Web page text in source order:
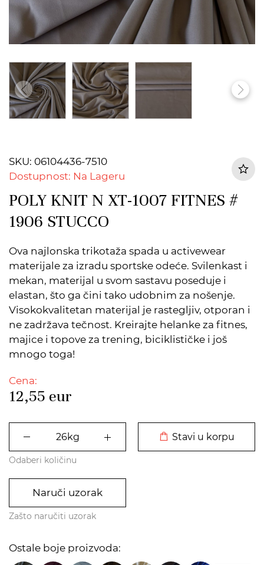
SKU: 06104436-7510
Dostupnost: Na Lageru
POLY KNIT N XT-1007 FITNES #
1906 STUCCO
Ova najlonska trikotaža spada u activewear
materijale za izradu sportske odeće. Svilenkast i
mekan, materijal u svom sastavu poseduje i
elastan, što ga čini tako udobnim za nošenje.
Visokokvalitetan materijal je rastegljiv, otporan i
ne zadržava tečnost. Kreirajte helanke za fitnes,
majice i topove za trening, biciklističke i još
mnogo toga!
Cena:
12,55 eur
Stavi u korpu
Odaberi količinu
Naruči uzorak
Zašto naručiti uzorak
Ostale boje proizvoda: